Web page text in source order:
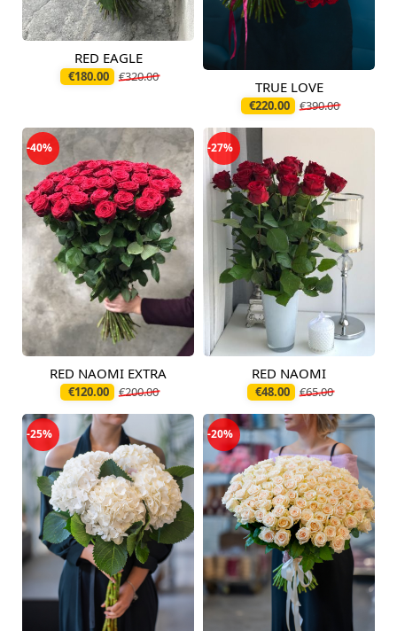
Pieejams šodien
RED EAGLE
€180.00 €320.00
Pieejams šodien
TRUE LOVE
€220.00 €390.00
-40%
Pieejams šodien
RED NAOMI EXTRA
€120.00 €200.00
-27%
Pieejams šodien
RED NAOMI
€48.00 €65.00
-25% -20%